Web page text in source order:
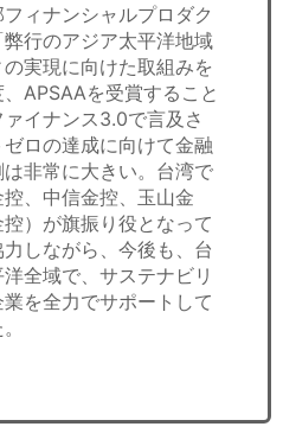
ィナンシャルプロダク
行のアジア太平洋地域
実現に向けた取組みを
APSAAを受賞すること
イナンス3.0で言及さ
ロの達成に向けて金融
非常に大きい。台湾で
、中信金控、玉山金
）が旗振り役となって
しながら、今後も、台
全域で、サステナビリ
を全力でサポートして